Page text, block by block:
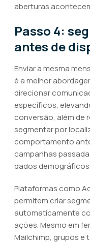
aberturas
Passo 4:
antes de
Enviar a mesma
é a melhor
direcionar
específicos,
conversão, além de
segmentar por
comportamento
campanhas
dados
Plataformas como
permitem criar
automaticamente
ações. Mesmo em
Mailchimp, grupos e